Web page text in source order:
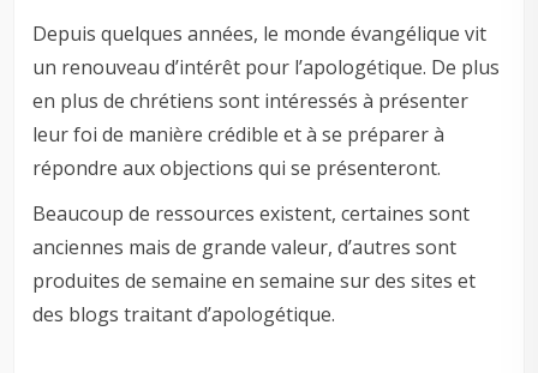
Depuis quelques années, le monde évangélique vit
un renouveau d’intérêt pour l’apologétique. De plus
en plus de chrétiens sont intéressés à présenter
leur foi de manière crédible et à se préparer à
répondre aux objections qui se présenteront.
Beaucoup de ressources existent, certaines sont
anciennes mais de grande valeur, d’autres sont
produites de semaine en semaine sur des sites et
des blogs traitant d’apologétique.